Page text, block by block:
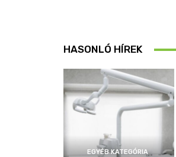
HASONLÓ HÍREK
EGYÉB KATEGÓRIA